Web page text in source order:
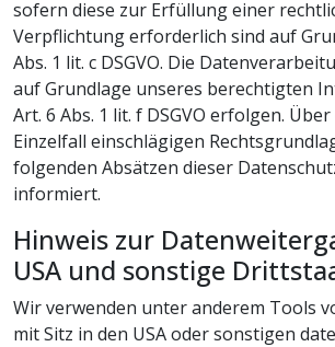
sofern diese zur Erfüllung einer
Verpflichtung erforderlich sind auf
Abs. 1 lit. c DSGVO. Die
auf Grundlage unseres berechtigten
Art. 6 Abs. 1 lit. f DSGVO erfolgen.
Einzelfall einschlägigen
folgenden Absätzen dieser
informiert.
Hinweis zur
USA und sonstige
Wir verwenden unter anderem Tools
mit Sitz in den USA oder sonstigen